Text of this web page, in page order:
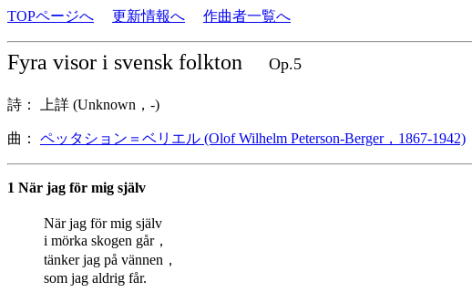
TOPページへ 更新情報へ 作曲者一覧へ
Fyra visor i svensk folkton Op.5
詩： 上詳 (Unknown，-)
曲： ペッタション＝ベリエル (Olof Wilhelm Peterson-Berger，1867-1942)
1 När jag för mig själv
När jag för mig själv
i mörka skogen går，
tänker jag på vännen，
som jag aldrig får.